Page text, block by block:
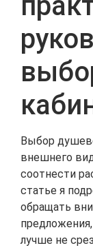
Выбор
внешнего
соотнести
статье я
обращать
лучше не